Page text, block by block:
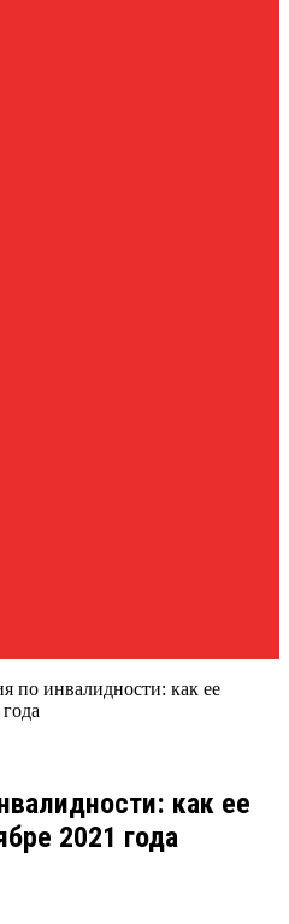
по инвалидности: как ее
как ее
2021 года